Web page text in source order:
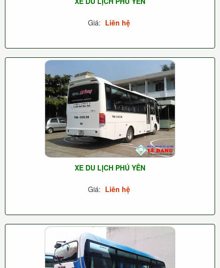
Giá: Liên hệ
XE DU LỊCH PHÚ YÊN
Giá: Liên hệ